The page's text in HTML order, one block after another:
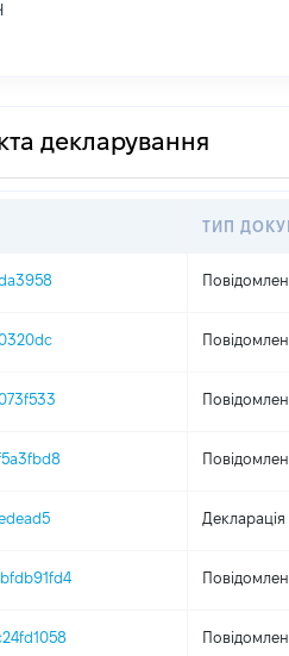
декларування
ТИП
Декларація